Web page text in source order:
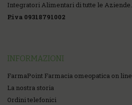
Integratori Alimentari di tutte le Aziende.
P.iva 09318791002
INFORMAZIONI
FarmaPoint Farmacia omeopatica on line
La nostra storia
Ordini telefonici